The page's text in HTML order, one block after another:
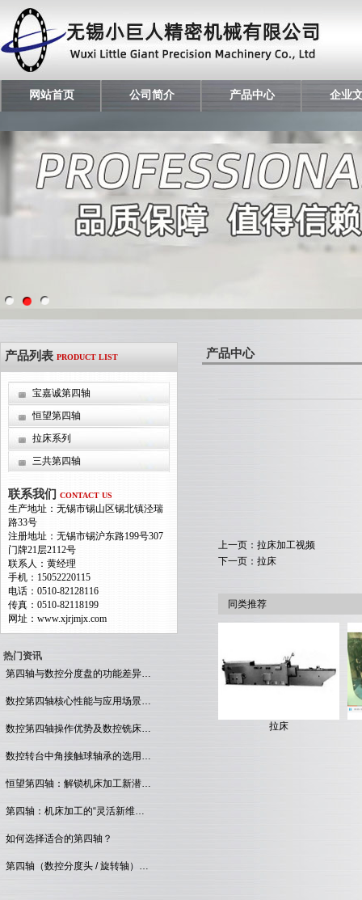
网站首页 公司简介 产品中心 企业
产品列表 PRODUCT LIST
宝嘉诚第四轴
恒望第四轴
拉床系列
三共第四轴
联系我们 CONTACT US
生产地址：无锡市锡山区锡北镇泾瑞
路33号
注册地址：无锡市锡沪东路199号307
门牌21层2112号
联系人：黄经理
手机：15052220115
电话：0510-82128116
传真：0510-82118199
网址：www.xjrjmjx.com
热门资讯
第四轴与数控分度盘的功能差异…
数控第四轴核心性能与应用场景…
数控第四轴操作优势及数控铣床…
数控转台中角接触球轴承的选用…
恒望第四轴：解锁机床加工新潜…
第四轴：机床加工的“灵活新维…
如何选择适合的第四轴？
第四轴（数控分度头 / 旋转轴）…
产品中心
上一页：拉床加工视频
下一页：拉床
同类推荐
拉床